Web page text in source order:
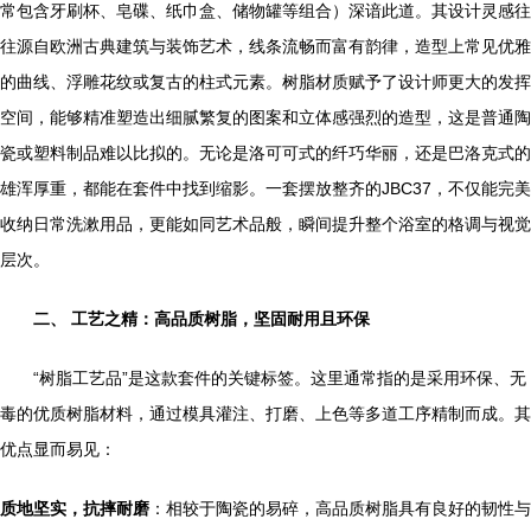
常包含牙刷杯、皂碟、纸巾盒、储物罐等组合）深谙此道。其设计灵感往
往源自欧洲古典建筑与装饰艺术，线条流畅而富有韵律，造型上常见优雅
的曲线、浮雕花纹或复古的柱式元素。树脂材质赋予了设计师更大的发挥
空间，能够精准塑造出细腻繁复的图案和立体感强烈的造型，这是普通陶
瓷或塑料制品难以比拟的。无论是洛可可式的纤巧华丽，还是巴洛克式的
雄浑厚重，都能在套件中找到缩影。一套摆放整齐的JBC37，不仅能完美
收纳日常洗漱用品，更能如同艺术品般，瞬间提升整个浴室的格调与视觉
层次。
二、 工艺之精：高品质树脂，坚固耐用且环保
“树脂工艺品”是这款套件的关键标签。这里通常指的是采用环保、无
毒的优质树脂材料，通过模具灌注、打磨、上色等多道工序精制而成。其
优点显而易见：
质地坚实，抗摔耐磨 ：相较于陶瓷的易碎，高品质树脂具有良好的韧性与